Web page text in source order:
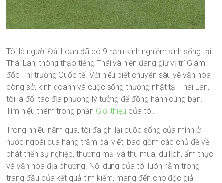
Tôi là người Đài Loan đã có 9 năm kinh nghiệm sinh sống tại
Thái Lan, thông thạo tiếng Thái và hiện đang giữ vị trí Giám
đốc Thị trường Quốc tế. Với hiểu biết chuyên sâu về văn hóa
công sở, kinh doanh và cuộc sống thường nhật tại Thái Lan,
tôi là đối tác địa phương lý tưởng để đồng hành cùng bạn.
Tìm hiểu thêm trong phần Giới thiệu của tôi.
Trong nhiều năm qua, tôi đã ghi lại cuộc sống của mình ở
nước ngoài qua hàng trăm bài viết, bao gồm các chủ đề về
phát triển sự nghiệp, thương mại và thu mua, du lịch, ẩm thực
và văn hóa địa phương. Nội dung của tôi luôn nằm trong
trang đầu của kết quả tìm kiếm, mang đến cho độc giả